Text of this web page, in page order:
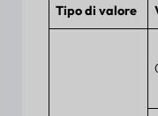
Tipo di valore